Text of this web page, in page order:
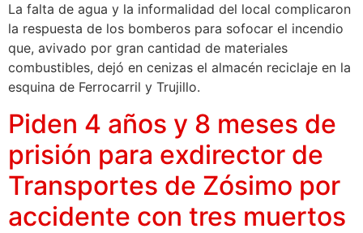
La falta de agua y la informalidad del local complicaron
la respuesta de los bomberos para sofocar el incendio
que, avivado por gran cantidad de materiales
combustibles, dejó en cenizas el almacén reciclaje en la
esquina de Ferrocarril y Trujillo.
Piden 4 años y 8 meses de
prisión para exdirector de
Transportes de Zósimo por
accidente con tres muertos